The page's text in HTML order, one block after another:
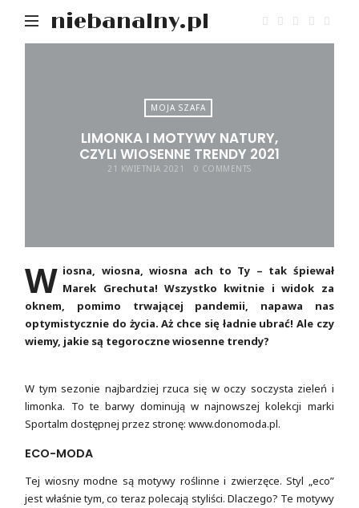
niebanalny.pl
MOJA SZAFA
LIMONKA I MOTYWY NATURY,
CZYLI WIOSENNE TRENDY 2021
21 KWIETNIA 2021 0 COMMENTS
W iosna, wiosna, wiosna ach to Ty – tak śpiewał
Marek Grechuta! Wszystko kwitnie i widok za
oknem, pomimo trwającej pandemii, napawa nas
optymistycznie do życia. Aż chce się ładnie ubrać! Ale czy
wiemy, jakie są tegoroczne wiosenne trendy?
W tym sezonie najbardziej rzuca się w oczy soczysta zieleń i
limonka. To te barwy dominują w najnowszej kolekcji marki
Sportalm dostępnej przez stronę: www.donomoda.pl.
ECO-MODA
Tej wiosny modne są motywy roślinne i zwierzęce. Styl „eco”
jest właśnie tym, co teraz polecają styliści. Dlaczego? Te motywy